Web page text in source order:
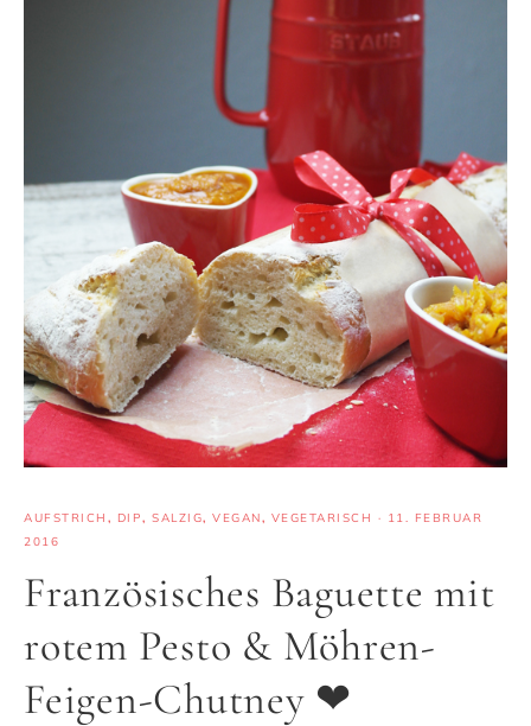
AUFSTRICH , DIP, SALZIG, VEGAN, VEGETARISCH · 11. FEBRUAR
2016
Französisches Baguette mit
rotem Pesto & Möhren-
Feigen-Chutney ❤